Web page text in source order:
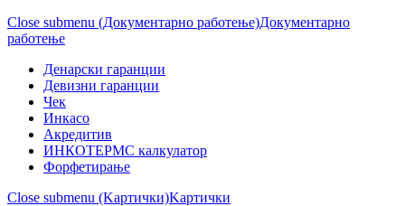
Close submenu (Документарно работење)Документарно
работење
Денарски гаранции
Девизни гаранции
Чек
Инкасо
Акредитив
ИНКОТЕРМС калкулатор
Форфетирање
Close submenu (Kартички)Kартички